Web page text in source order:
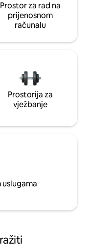
Prostor za rad na
prijenosnom
računalu
Prostorija za
vježbanje